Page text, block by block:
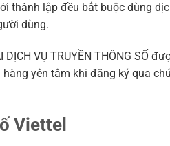
thành lập đều bắt buộc dùng
dùng.
DỊCH VỤ TRUYỀN THÔNG SỐ
yên tâm khi đăng ký qua
Viettel